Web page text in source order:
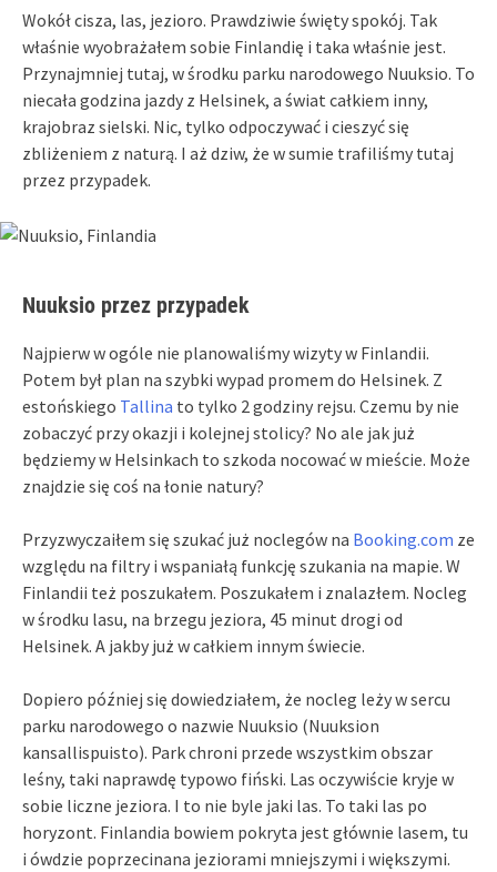
Wokół cisza, las, jezioro. Prawdziwie święty spokój. Tak
właśnie wyobrażałem sobie Finlandię i taka właśnie jest.
Przynajmniej tutaj, w środku parku narodowego Nuuksio. To
niecała godzina jazdy z Helsinek, a świat całkiem inny,
krajobraz sielski. Nic, tylko odpoczywać i cieszyć się
zbliżeniem z naturą. I aż dziw, że w sumie trafiliśmy tutaj
przez przypadek.
Nuuksio przez przypadek
Najpierw w ogóle nie planowaliśmy wizyty w Finlandii.
Potem był plan na szybki wypad promem do Helsinek. Z
estońskiego Tallina to tylko 2 godziny rejsu. Czemu by nie
zobaczyć przy okazji i kolejnej stolicy? No ale jak już
będziemy w Helsinkach to szkoda nocować w mieście. Może
znajdzie się coś na łonie natury?
Przyzwyczaiłem się szukać już noclegów na Booking.com ze
względu na filtry i wspaniałą funkcję szukania na mapie. W
Finlandii też poszukałem. Poszukałem i znalazłem. Nocleg
w środku lasu, na brzegu jeziora, 45 minut drogi od
Helsinek. A jakby już w całkiem innym świecie.
Dopiero później się dowiedziałem, że nocleg leży w sercu
parku narodowego o nazwie Nuuksio (Nuuksion
kansallispuisto). Park chroni przede wszystkim obszar
leśny, taki naprawdę typowo fiński. Las oczywiście kryje w
sobie liczne jeziora. I to nie byle jaki las. To taki las po
horyzont. Finlandia bowiem pokryta jest głównie lasem, tu
i ówdzie poprzecinana jeziorami mniejszymi i większymi.